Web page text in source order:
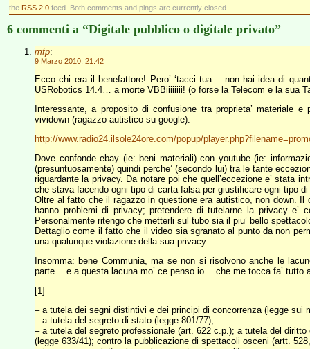
the RSS 2.0 feed. Both comments and pings are currently closed.
6 commenti a “Digitale pubblico o digitale privato”
mfp:
9 Marzo 2010, 21:42
Ecco chi era il benefattore! Pero’ ‘tacci tua… non hai idea di
USRobotics 14.4… a morte VBBiiiiiiii! (o forse la Telecom e la sua
Interessante, a proposito di confusione tra proprieta’ materiale
vividown (ragazzo autistico su google):
http://www.radio24.ilsole24ore.com/popup/
Dove confonde ebay (ie: beni materiali) con youtube (ie:
(presuntuosamente) quindi perche’ (secondo lui) tra le tante
riguardante la privacy. Da notare poi che quell’eccezione e’ stata
che stava facendo ogni tipo di carta falsa per giustificare ogni tipo
Oltre al fatto che il ragazzo in questione era autistico, non down. Il
hanno problemi di privacy; pretendere di tutelarne la privacy
Personalmente ritengo che metterli sul tubo sia il piu’ bello
Dettaglio come il fatto che il video sia sgranato al punto da non
una qualunque violazione della sua privacy.
Insomma: bene Communia, ma se non si risolvono anche le
parte… e a questa lacuna mo’ ce penso io… che me tocca fa’
[1]
– a tutela dei segni distintivi e dei principi di concorrenza (legge sui
– a tutela del segreto di stato (legge 801/77);
– a tutela del segreto professionale (art. 622 c.p.); a tutela del diritto
(legge 633/41); contro la pubblicazione di spettacoli osceni (artt.